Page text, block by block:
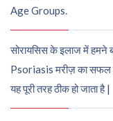
Age Groups.
सोरायसिस के इलाज में हमने
Psoriasis मरीज़ का सफल
यह पूरी तरह ठीक हो जाता है |